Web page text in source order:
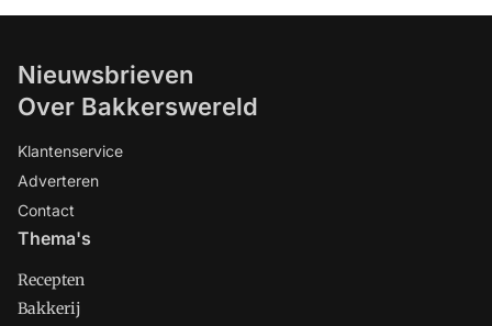
Nieuwsbrieven
Over Bakkerswereld
Klantenservice
Adverteren
Contact
Thema's
Recepten
Bakkerij